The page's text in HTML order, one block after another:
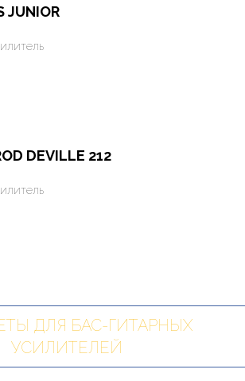
JUNIOR
DEVILLE 212
ДЛЯ БАС-ГИТАРНЫХ
УСИЛИТЕЛЕЙ